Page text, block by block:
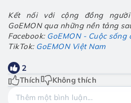
Kết nối với cộng đồng
GoEMON qua những nền tảng
Facebook: GoEMON - Cuộc sống
TikTok: GoEMON Việt Nam
2
Thích Không thích